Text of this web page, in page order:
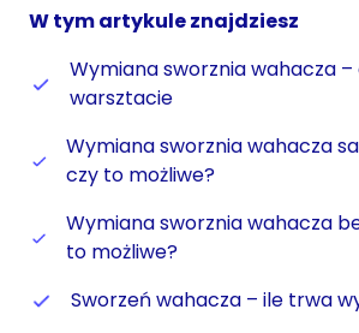
W tym artykule znajdziesz
Wymiana sworznia wahacza
warsztacie
Wymiana sworznia wahacza
czy to możliwe?
Wymiana sworznia wahacza
to możliwe?
Sworzeń wahacza – ile trwa